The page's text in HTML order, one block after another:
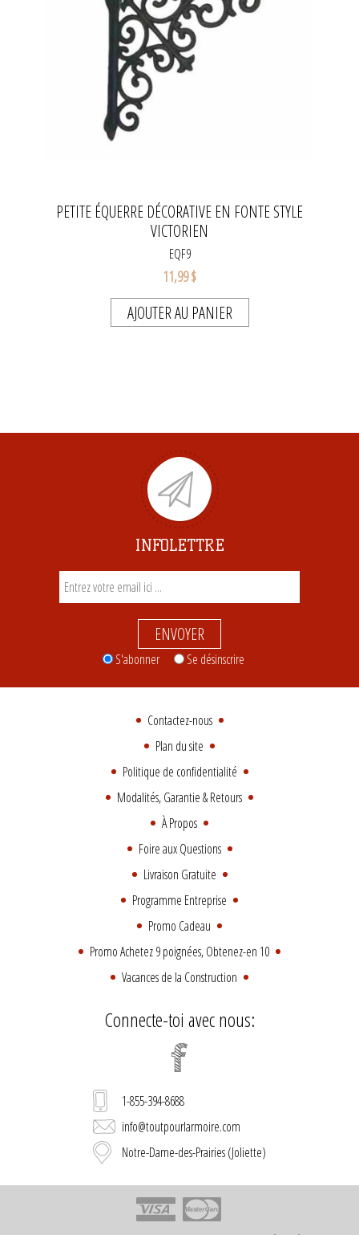
PETITE ÉQUERRE DÉCORATIVE EN FONTE STYLE
VICTORIEN
EQF9
11,99 $
AJOUTER AU PANIER
INFOLETTRE
ENVOYER
S'abonner Se désinscrire
Contactez-nous
Plan du site
Politique de confidentialité
Modalités, Garantie & Retours
À Propos
Foire aux Questions
Livraison Gratuite
Programme Entreprise
Promo Cadeau
Promo Achetez 9 poignées, Obtenez-en 10
Vacances de la Construction
Connecte-toi avec nous:
1-855-394-8688
info@toutpourlarmoire.com
Notre-Dame-des-Prairies (Joliette)